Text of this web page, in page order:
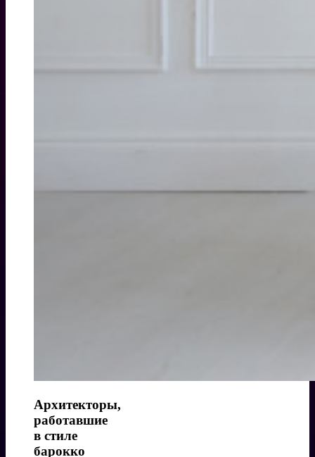
Архитекторы,
работавшие
в стиле
барокко